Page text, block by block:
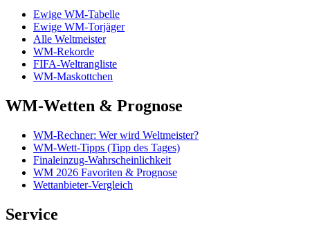
Ewige WM-Tabelle
Ewige WM-Torjäger
Alle Weltmeister
WM-Rekorde
FIFA-Weltrangliste
WM-Maskottchen
WM-Wetten & Prognose
WM-Rechner: Wer wird Weltmeister?
WM-Wett-Tipps (Tipp des Tages)
Finaleinzug-Wahrscheinlichkeit
WM 2026 Favoriten & Prognose
Wettanbieter-Vergleich
Service